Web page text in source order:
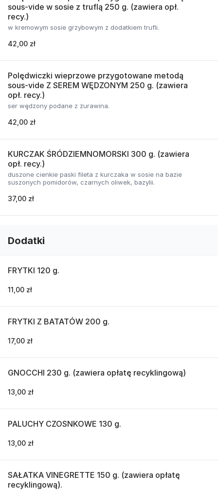
sous-vide w sosie z truflą 250 g. (zawiera opł.
recy.)
w kremowym sosie grzybowym z dodatkiem trufli.
42,00 zł
Polędwiczki wieprzowe przygotowane metodą
sous-vide Z SEREM WĘDZONYM 250 g. (zawiera
opł. recy.)
ser wędzony podane z żurawina.
42,00 zł
KURCZAK ŚRÓDZIEMNOMORSKI 300 g. (zawiera
opł. recy.)
duszone cienkie paski fileta z kurczaka w sosie na bazie
suszonych pomidorów, czarnych oliwek, bazylii.
37,00 zł
Dodatki
FRYTKI 120 g.
11,00 zł
FRYTKI Z BATATÓW 200 g.
17,00 zł
GNOCCHI 230 g. (zawiera opłatę recyklingową)
13,00 zł
PALUCHY CZOSNKOWE 130 g.
13,00 zł
SAŁATKA VINEGRETTE 150 g. (zawiera opłatę
recyklingową).